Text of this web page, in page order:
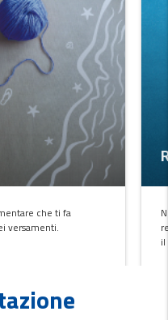
che ti fa
versamenti.